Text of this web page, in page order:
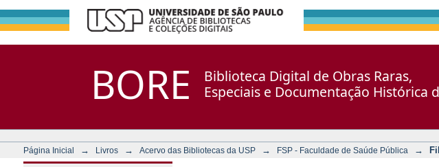
BORE
Biblioteca Digital de Obras Raras,
Especiais e Documentação Histórica
Página Inicial → Livros → Acervo das Bibliotecas da USP → FSP - Faculdade de Saúde Pública →